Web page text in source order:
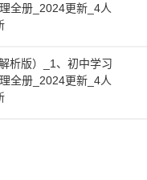
全册_2024更新_4人
析版）_1、初中学习
全册_2024更新_4人